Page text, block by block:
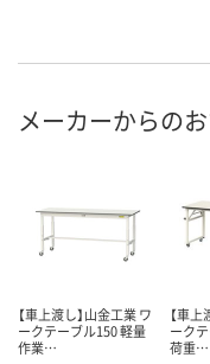
メーカーからの
【車上渡し】山金工業 ワ
ークテーブル150 軽量
作業…
【車
ーク
荷重…